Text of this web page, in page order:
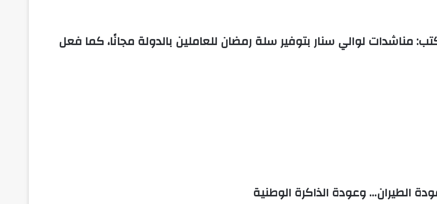
مناشدات لوالي سنار بتوفير سلة رمضان للعاملين بالدولة مجانًا، كما فعل
الطيران… وعودة الذاكرة الوطنية